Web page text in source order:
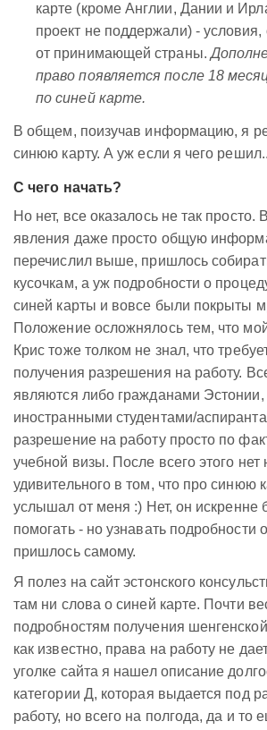
карте (кроме Англии, Дании и
проект не поддержали) - условия,
от принимающей страны.
право появляется после 18
по синей карте.
В общем, поизучав информацию, я
синюю карту. А уж если я чего
С чего начать?
Но нет, все оказалось не так просто.
явления даже просто общую
перечислил выше, пришлось
кусочкам, а уж подробности о
синей карты и вовсе были покрыты
Положение осложнялось тем, что
Крис тоже толком не знал, что
получения разрешения на работу.
являются либо гражданами Эстонии,
иностранными студентами/
разрешение на работу просто по
учебной визы. После всего этого нет
удивительного в том, что про синюю
услышал от меня :) Нет, он искренне
помогать - но узнавать подробности
пришлось самому.
Я полез на сайт эстонского
там ни слова о синей карте. Почти
подробностям получения
как известно, права на работу не
уголке сайта я нашел описание
категории Д, которая выдается под
работу, но всего на полгода, да и то